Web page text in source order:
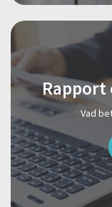
Rapport
Vad